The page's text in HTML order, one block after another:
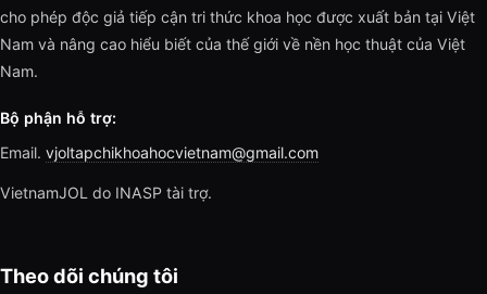
cho phép độc giả tiếp cận tri thức khoa học được xuất bản tại Việt
Nam và nâng cao hiểu biết của thế giới về nền học thuật của Việt
Nam.
Bộ phận hỗ trợ:
Email. vjoltapchikhoahocvietnam@gmail.com
VietnamJOL do INASP tài trợ.
Theo dõi chúng tôi